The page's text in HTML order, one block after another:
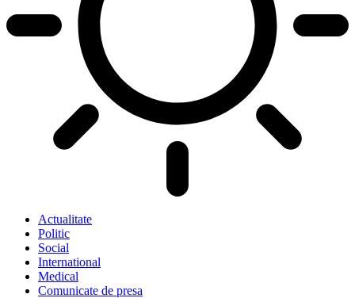
Actualitate
Politic
Social
International
Medical
Comunicate de presa